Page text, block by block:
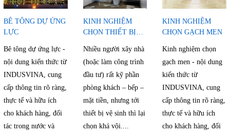
BÊ TÔNG DỰ ỨNG
LỰC
Bê tông dự ứng lực -
nội dung kiến thức từ
INDUSVINA, cung
cấp thông tin rõ ràng,
thực tế và hữu ích
cho khách hàng, đối
tác trong nước và
KINH NGHIỆM
CHỌN THIẾT BỊ
Nhiều người xây nhà
(hoặc làm công trình
đầu tư) rất kỹ phần
phòng khách – bếp –
mặt tiền, nhưng tới
thiết bị vệ sinh thì lại
chọn khá vội....
KINH NGHIỆM
CHỌN GẠCH MEN
Kinh nghiệm chọn
gạch men - nội dung
kiến thức từ
INDUSVINA, cung
cấp thông tin rõ ràng,
thực tế và hữu ích
cho khách hàng, đối